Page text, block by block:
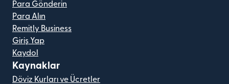
Para Gönderin
Para Alın
Remitly Business
Giriş Yap
Kaydol
Kaynaklar
Döviz Kurları ve Ücretler